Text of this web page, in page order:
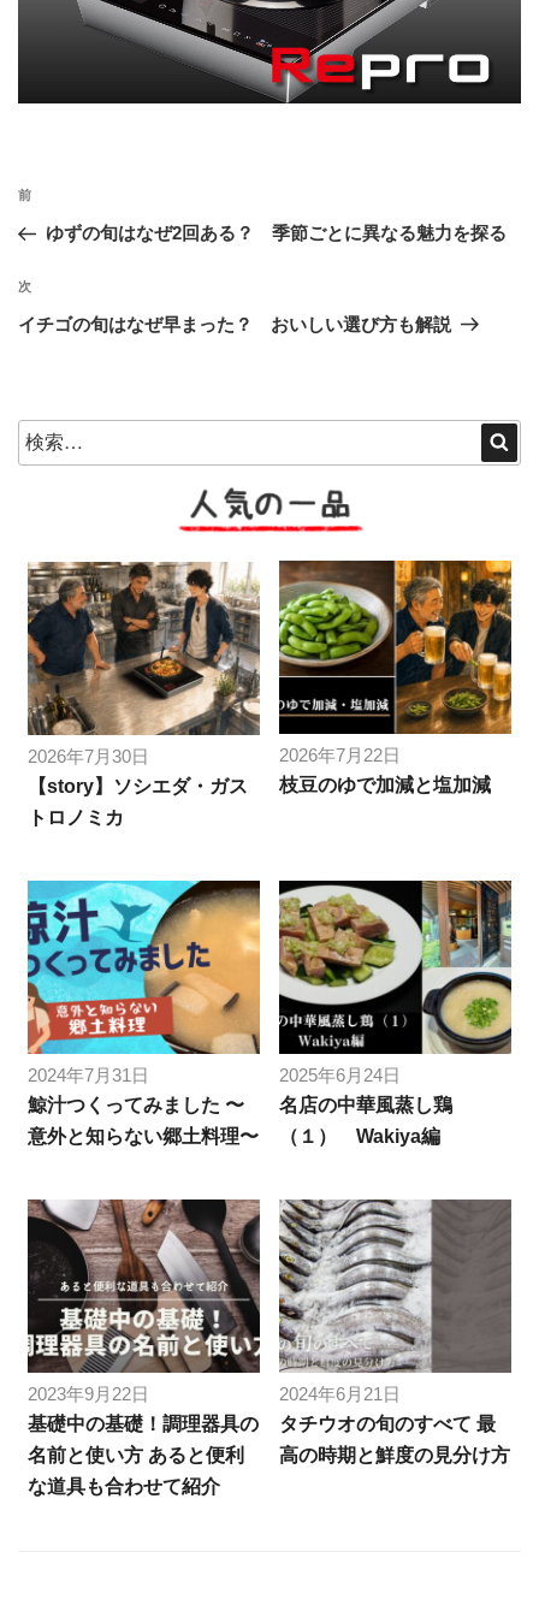
投
ナ
ビ
ゲ
ョ
ン
前
の
稿
前
ゆずの旬はなぜ2回ある？ 季節ごとに異なる魅力を探る
次
の
次
イチゴの旬はなぜ早まった？ おいしい選び方も解説
検
索:
索
2026年7月30日
【story】ソシエダ・ガス
トロノミカ
2026年7月22日
枝豆のゆで加減と塩加減
2024年7月31日
鯨汁つくってみました 〜
意外と知らない郷土料理〜
2025年6月24日
名店の中華風蒸し鶏
（１） Wakiya編
2023年9月22日
基礎中の基礎！調理器具の
名前と使い方 あると便利
な道具も合わせて紹介
2024年6月21日
タチウオの旬のすべて 最
高の時期と鮮度の見分け方